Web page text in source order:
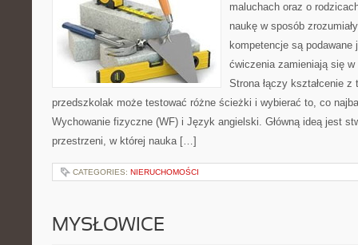
maluchach oraz o
naukę w sposób
kompetencje są podawane
ćwiczenia zamieniają się
Strona łączy kształcenie
przedszkolak może testować różne ścieżki i wybierać to, co
Wychowanie fizyczne (WF) i Język angielski. Główną ideą jest
przestrzeni, w której nauka […]
CATEGORIES: NIERUCHOMOŚCI
MYSŁOWICE